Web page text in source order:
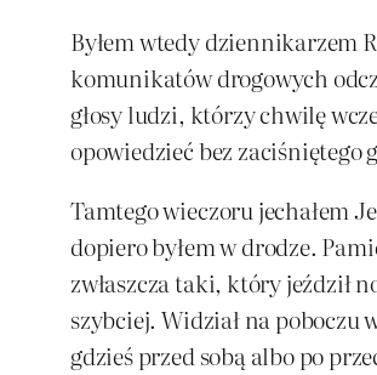
Byłem wtedy dziennikarzem
komunikatów drogowych
głosy ludzi, którzy chwilę
opowiedzieć bez zaciśniętego
Tamtego wieczoru jechałem
dopiero byłem w drodze.
zwłaszcza taki, który jeździł
szybciej. Widział na poboczu
gdzieś przed sobą albo po